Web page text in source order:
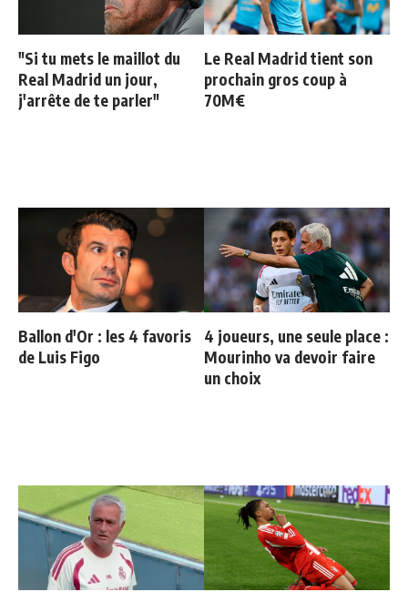
"Si tu mets le maillot du
Real Madrid un jour,
j'arrête de te parler"
Le Real Madrid tient son
prochain gros coup à
70M€
Ballon d'Or : les 4 favoris
de Luis Figo
4 joueurs, une seule place :
Mourinho va devoir faire
un choix